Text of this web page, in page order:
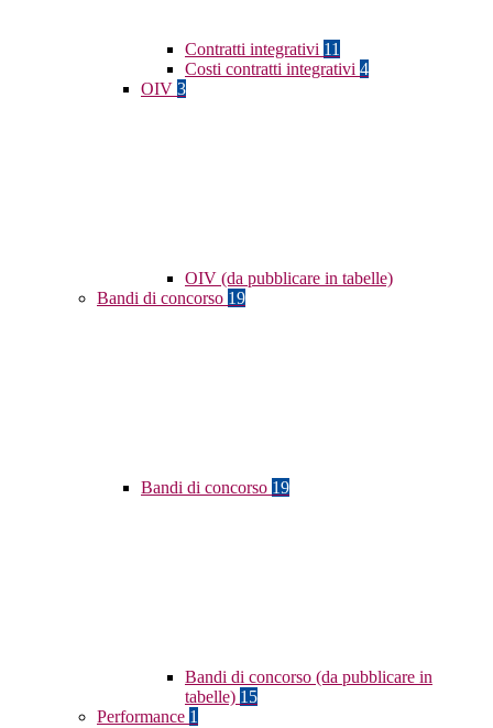
Contratti integrativi 11
Costi contratti integrativi 4
OIV 3
OIV (da pubblicare in tabelle)
Bandi di concorso 19
Bandi di concorso 19
Bandi di concorso (da pubblicare in
tabelle) 15
Performance 1